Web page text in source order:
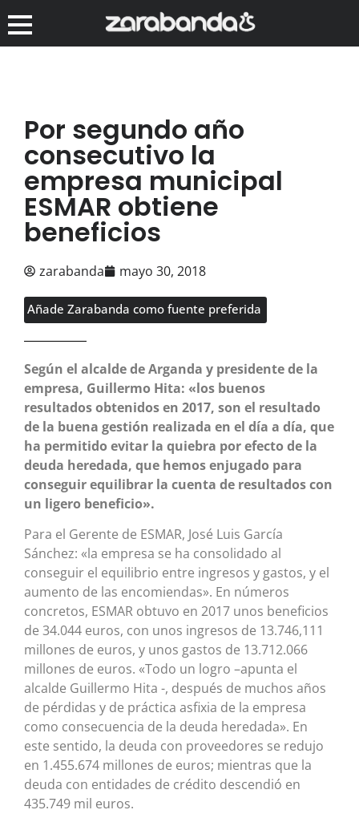
Por segundo año
consecutivo la
empresa municipal
ESMAR obtiene
beneficios
zarabanda mayo 30, 2018
Añade Zarabanda como fuente preferida
Según el alcalde de Arganda y presidente de la
empresa, Guillermo Hita: «los buenos
resultados obtenidos en 2017, son el resultado
de la buena gestión realizada en el día a día, que
ha permitido evitar la quiebra por efecto de la
deuda heredada, que hemos enjugado para
conseguir equilibrar la cuenta de resultados con
un ligero beneficio».
Para el Gerente de ESMAR, José Luis García
Sánchez: «la empresa se ha consolidado al
conseguir el equilibrio entre ingresos y gastos, y el
aumento de las encomiendas». En números
concretos, ESMAR obtuvo en 2017 unos beneficios
de 34.044 euros, con unos ingresos de 13.746,111
millones de euros, y unos gastos de 13.712.066
millones de euros. «Todo un logro –apunta el
alcalde Guillermo Hita -, después de muchos años
de pérdidas y de práctica asfixia de la empresa
como consecuencia de la deuda heredada». En
este sentido, la deuda con proveedores se redujo
en 1.455.674 millones de euros; mientras que la
deuda con entidades de crédito descendió en
435.749 mil euros.